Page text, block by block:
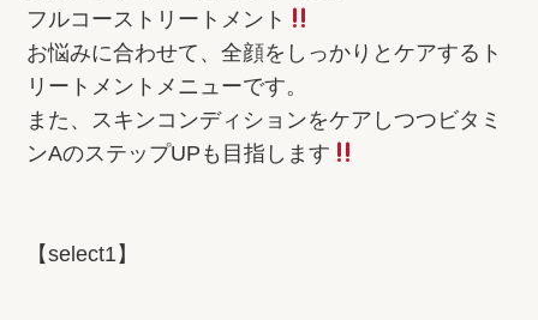
フルコーストリートメント
お悩みに合わせて、全顔をしっかりとケアするト
リートメントメニューです。
また、スキンコンディションをケアしつつビタミ
ンAのステップUPも目指します
【select1】